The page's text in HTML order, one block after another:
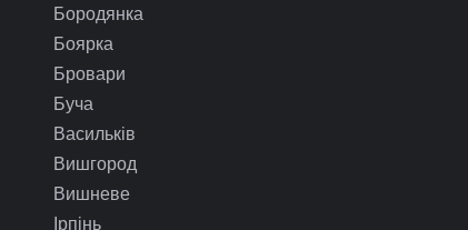
Бородянка
Боярка
Бровари
Буча
Васильків
Вишгород
Вишневе
Ірпінь